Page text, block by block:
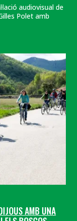
audiovisual de
Polet amb
AMB UNA